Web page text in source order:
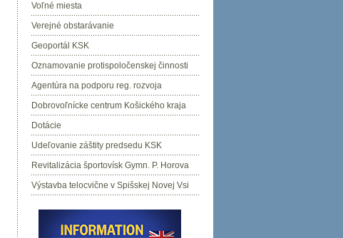
Voľné miesta
Verejné obstarávanie
Geoportál KSK
Oznamovanie protispoločenskej činnosti
Agentúra na podporu reg. rozvoja
Dobrovoľnícke centrum Košického kraja
Dotácie
Udeľovanie záštity predsedu KSK
Revitalizácia športovísk Gymn. P. Horova
Výstavba telocvične v Spišskej Novej Vsi